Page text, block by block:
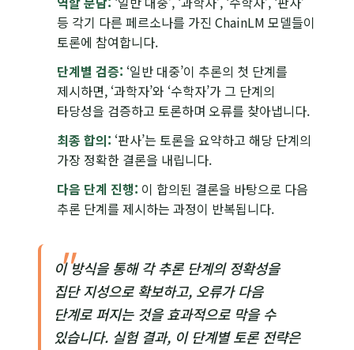
등 각기 다른 페르소나를 가진 ChainLM 모델들이
토론에 참여합니다.
단계별 검증: ‘일반 대중’이 추론의 첫 단계를
제시하면, ‘과학자’와 ‘수학자’가 그 단계의
타당성을 검증하고 토론하며 오류를 찾아냅니다.
최종 합의: ‘판사’는 토론을 요약하고 해당 단계의
가장 정확한 결론을 내립니다.
다음 단계 진행: 이 합의된 결론을 바탕으로 다음
추론 단계를 제시하는 과정이 반복됩니다.
이 방식을 통해 각 추론 단계의 정확성을
집단 지성으로 확보하고, 오류가 다음
단계로 퍼지는 것을 효과적으로 막을 수
있습니다. 실험 결과, 이 단계별 토론 전략은